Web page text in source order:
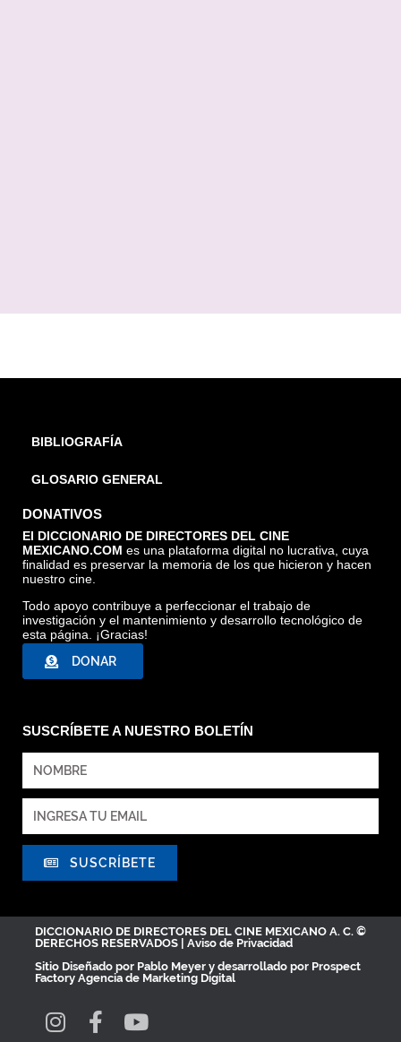
BIBLIOGRAFÍA
GLOSARIO GENERAL
DONATIVOS
El DICCIONARIO DE DIRECTORES DEL CINE
MEXICANO.COM es una plataforma digital no lucrativa, cuya
finalidad es preservar la memoria de los que hicieron y hacen
nuestro cine.
Todo apoyo contribuye a perfeccionar el trabajo de
investigación y el mantenimiento y desarrollo tecnológico de
esta página. ¡Gracias!
DONAR
SUSCRÍBETE A NUESTRO BOLETÍN
SUSCRÍBETE
DICCIONARIO DE DIRECTORES DEL CINE MEXICANO A. C. ©
DERECHOS RESERVADOS | Aviso de Privacidad
Sitio Diseñado por Pablo Meyer y desarrollado por Prospect
Factory Agencia de Marketing Digital